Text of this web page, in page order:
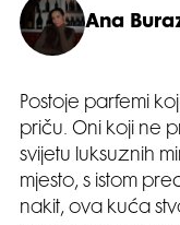
Ana
Postoje parfemi
priču. Oni koji ne
svijetu luksuznih
mjesto, s istom
nakit, ova kuća